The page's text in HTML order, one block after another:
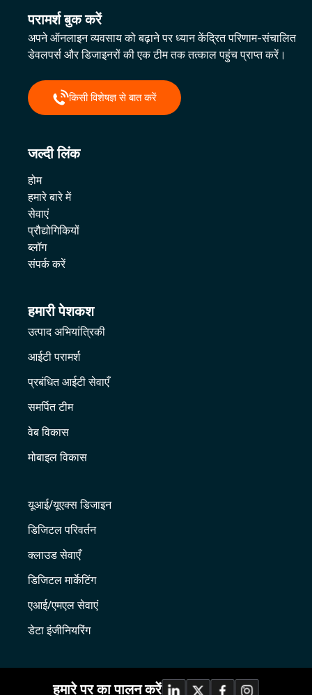
परामर्श बुक करें
अपने ऑनलाइन व्यवसाय को बढ़ाने पर ध्यान केंद्रित परिणाम-संचालित
डेवलपर्स और डिजाइनरों की एक टीम तक तत्काल पहुंच प्राप्त करें।
किसी विशेषज्ञ से बात करें
जल्दी लिंक
होम
हमारे बारे में
सेवाएं
प्रौद्योगिकियों
ब्लॉग
संपर्क करें
हमारी पेशकश
उत्पाद अभियांत्रिकी
आईटी परामर्श
प्रबंधित आईटी सेवाएँ
समर्पित टीम
वेब विकास
मोबाइल विकास
यूआई/यूएक्स डिजाइन
डिजिटल परिवर्तन
क्लाउड सेवाएँ
डिजिटल मार्केटिंग
एआई/एमएल सेवाएं
डेटा इंजीनियरिंग
हमारे पर का पालन करें